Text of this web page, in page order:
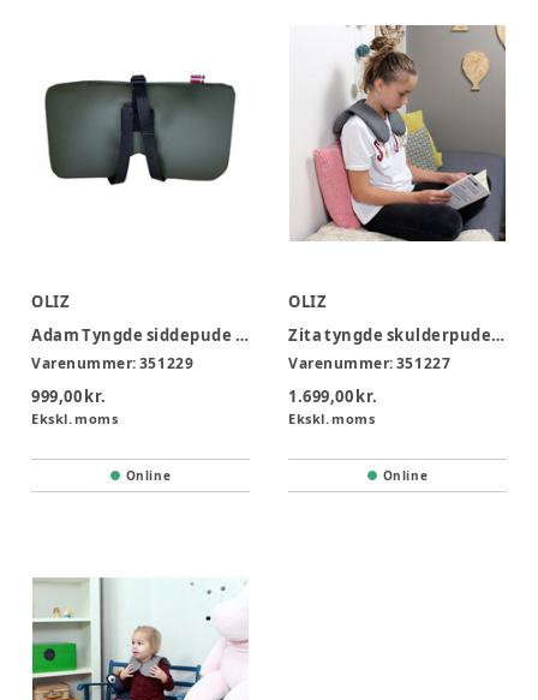
OLIZ
Adam Tyngde siddepude - Hård
Varenummer:351229
999,00 kr.
Ekskl. moms
Online
OLIZ
Zita tyngde skulderpude 1,5 kg 4-5 år
Varenummer:351227
1.699,00 kr.
Ekskl. moms
Online